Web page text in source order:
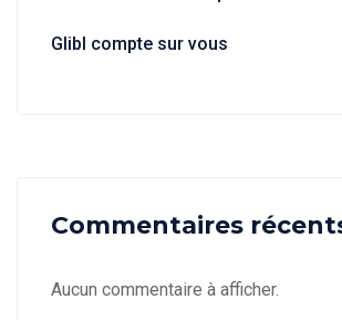
Glibl compte sur vous
Commentaires
Aucun commentaire à afficher.